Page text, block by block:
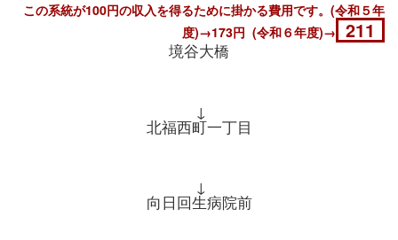
この系統が100円の収入を得るために掛かる費用です。(令和５年
度)→173円 (令和６年度)→ 211
境谷大橋
↓
北福西町一丁目
↓
向日回生病院前